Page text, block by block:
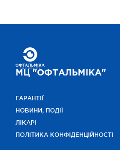
МЦ "ОФТАЛЬМІКА"
ГАРАНТІЇ
НОВИНИ, ПОДІЇ
ЛІКАРІ
ПОЛІТИКА КОНФІДЕНЦІЙНОСТІ